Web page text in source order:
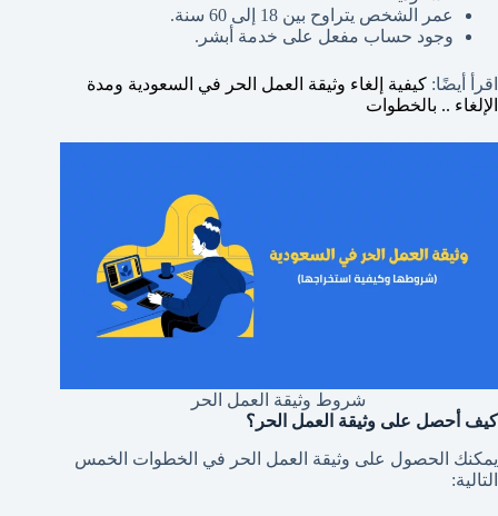
عمر الشخص يتراوح بين 18 إلى 60 سنة.
وجود حساب مفعل على خدمة أبشر.
اقرأ أيضًا: كيفية إلغاء وثيقة العمل الحر في السعودية ومدة
الإلغاء .. بالخطوات
شروط وثيقة العمل الحر
كيف أحصل على وثيقة العمل الحر؟
يمكنك الحصول على وثيقة العمل الحر في الخطوات الخمس
التالية: